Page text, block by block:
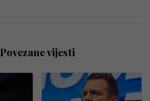
Povezane vijesti